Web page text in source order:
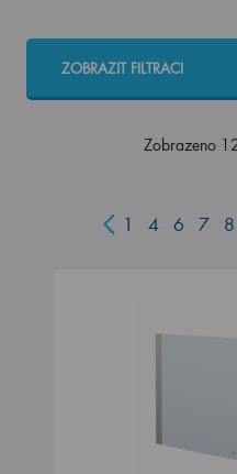
ZOBRAZIT FILTRACI
Zobrazeno
1 4 6 7 8